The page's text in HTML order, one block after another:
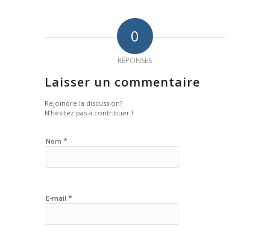
0
RÉPONSES
Laisser un commentaire
Rejoindre la discussion?
N’hésitez pas à contribuer !
Nom *
E-mail *